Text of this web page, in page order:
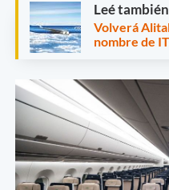
Leé también
Volverá
nombre de